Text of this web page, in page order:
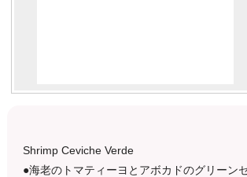
Shrimp Ceviche Verde
●海老のトマティーヨとアボカドのグリーン